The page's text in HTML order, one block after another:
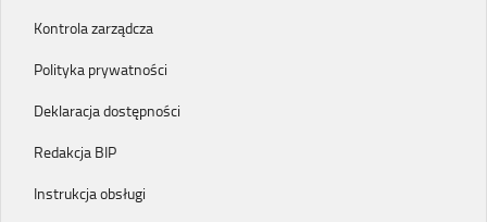
Kontrola zarządcza
Polityka prywatności
Deklaracja dostępności
Redakcja BIP
Instrukcja obsługi